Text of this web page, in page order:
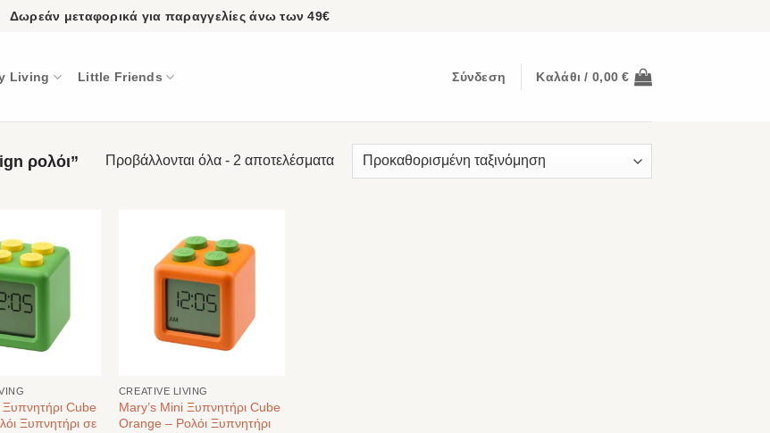
Δωρεάν μεταφορικά για παραγγελίες άνω των 49€
Living Little Friends Σύνδεση Καλάθι / 0,00€
ρολόι” Προβάλλονται όλα - 2 αποτελέσματα
Cube
Ξυπνητήρι σε
CREATIVE LIVING
Mary’s Mini Ξυπνητήρι Cube
Orange – Ρολόι Ξυπνητήρι